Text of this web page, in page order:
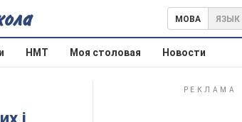
МОВА ЯЗЫК
НМТ Моя столовая Новости